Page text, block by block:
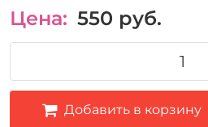
Цена: 550 руб.
Добавить в корзину